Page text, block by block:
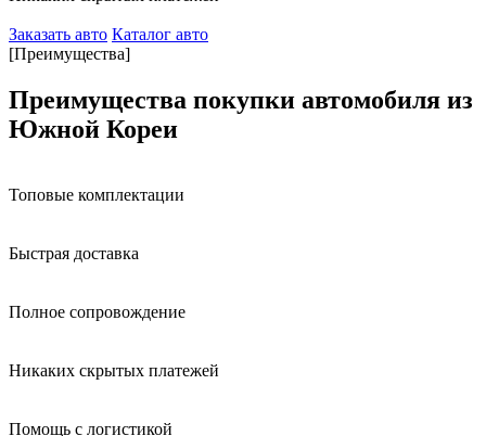
Заказать авто Каталог авто
[Преимущества]
Преимущества покупки автомобиля из
Южной Кореи
Топовые комплектации
Быстрая доставка
Полное сопровождение
Никаких скрытых платежей
Помощь с логистикой